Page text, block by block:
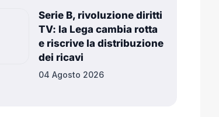
Serie B, rivoluzione diritti
TV: la Lega cambia rotta
e riscrive la distribuzione
dei ricavi
04 Agosto 2026